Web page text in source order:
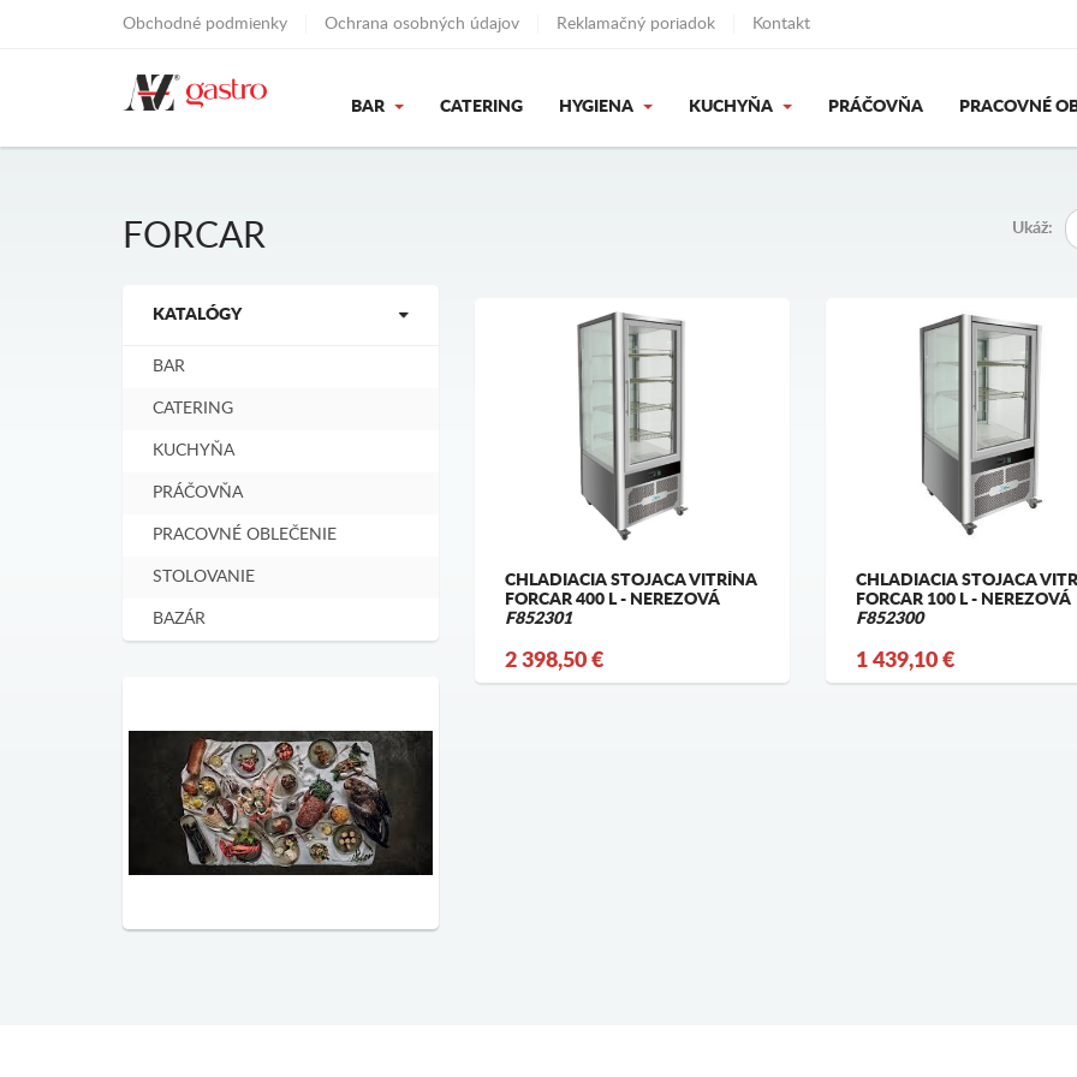
Obchodné podmienky Ochrana osobných údajov Reklamačný poriadok Kontakt
BAR CATERING HYGIENA KUCHYŇA PRÁČOVŇA PRACOVNÉ
FORCAR
KATALÓGY
BAR
CATERING
KUCHYŇA
PRÁČOVŇA
PRACOVNÉ OBLEČENIE
STOLOVANIE
BAZÁR
Ukáž:
CHLADIACIA STOJACA VITRÍNA
FORCAR 400 L - NEREZOVÁ
F852301
2 398,50 €
CHLADIACIA STOJACA
FORCAR 100 L - NEREZOVÁ
F852300
1 439,10 €